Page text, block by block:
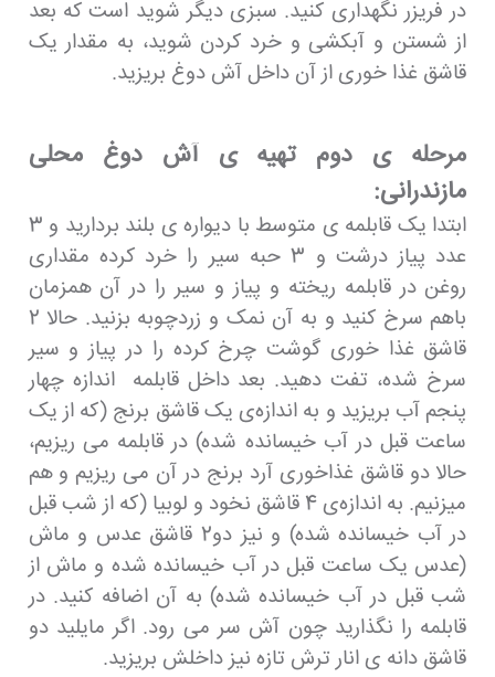
در فریزر نگهداری کنید. سبزی دیگر شوید است که بعد
از شستن و آبکشی و خرد کردن شوید، به مقدار یک
قاشق غذا خوری از آن داخل آش دوغ بریزید.
مرحله ی دوم تهیه ی آش دوغ محلی
مازندرانی:
ابتدا یک قابلمه ی متوسط با دیواره ی بلند بردارید و 3
عدد پیاز درشت و 3 حبه سیر را خرد کرده مقداری
روغن در قابلمه ریخته و پیاز و سیر را در آن همزمان
باهم سرخ کنید و به آن نمک و زردچوبه بزنید. حالا 2
قاشق غذا خوری گوشت چرخ کرده را در پیاز و سیر
سرخ شده، تفت دهید. بعد داخل قابلمه اندازه چهار
پنجم آب بریزید و به اندازه‌ی یک قاشق برنج (که از یک
ساعت قبل در آب خیسانده شده) در قابلمه می ریزیم،
حالا دو قاشق غذاخوری آرد برنج در آن می ریزیم و هم
میزنیم. به اندازه‌ی 4 قاشق نخود و لوبیا (که از شب قبل
در آب خیسانده شده) و نیز دو2 قاشق عدس و ماش
(عدس یک ساعت قبل در آب خیسانده شده و ماش از
شب قبل در آب خیسانده شده) به آن اضافه کنید. در
قابلمه را نگذارید چون آش سر می رود. اگر مایلید دو
قاشق دانه ی انار ترش تازه نیز داخلش بریزید.